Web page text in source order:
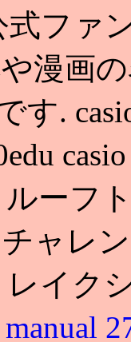
式ファ
漫画
す.
ルーフ
ャレ
レイク
manual